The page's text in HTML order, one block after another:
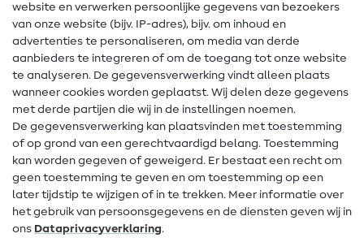
Gratis Naaipatronen
Hulp & contact
Contact
Wijziging van eigenaar
FAQ
Herroepingsrecht
Populair
website en verwerken persoonlijke gegevens van bezoekers
van onze website (bijv. IP-adres), bijv. om inhoud en
advertenties te personaliseren, om media van derde
aanbieders te integreren of om de toegang tot onze website
te analyseren. De gegevensverwerking vindt alleen plaats
wanneer cookies worden geplaatst. Wij delen deze gegevens
met derde partijen die wij in de instellingen noemen.
De gegevensverwerking kan plaatsvinden met toestemming
of op grond van een gerechtvaardigd belang. Toestemming
kan worden gegeven of geweigerd. Er bestaat een recht om
geen toestemming te geven en om toestemming op een
later tijdstip te wijzigen of in te trekken. Meer informatie over
het gebruik van persoonsgegevens en de diensten geven wij in
ons Data­privacy­verklaring.